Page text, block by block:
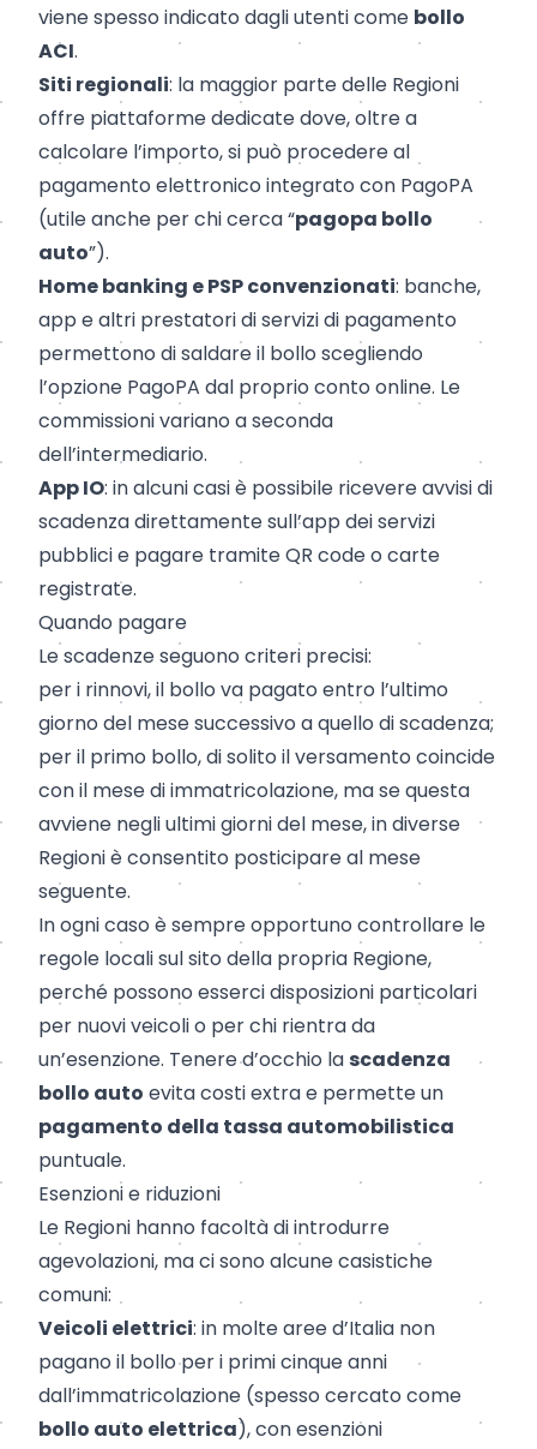
viene spesso indicato dagli utenti come bollo
ACI.
Siti regionali: la maggior parte delle Regioni
offre piattaforme dedicate dove, oltre a
calcolare l’importo, si può procedere al
pagamento elettronico integrato con PagoPA
(utile anche per chi cerca “pagopa bollo
auto”).
Home banking e PSP convenzionati: banche,
app e altri prestatori di servizi di pagamento
permettono di saldare il bollo scegliendo
l’opzione PagoPA dal proprio conto online. Le
commissioni variano a seconda
dell’intermediario.
App IO: in alcuni casi è possibile ricevere avvisi di
scadenza direttamente sull’app dei servizi
pubblici e pagare tramite QR code o carte
registrate.
Quando pagare
Le scadenze seguono criteri precisi:
per i rinnovi, il bollo va pagato entro l’ultimo
giorno del mese successivo a quello di scadenza;
per il primo bollo, di solito il versamento coincide
con il mese di immatricolazione, ma se questa
avviene negli ultimi giorni del mese, in diverse
Regioni è consentito posticipare al mese
seguente.
In ogni caso è sempre opportuno controllare le
regole locali sul sito della propria Regione,
perché possono esserci disposizioni particolari
per nuovi veicoli o per chi rientra da
un’esenzione. Tenere d’occhio la scadenza
bollo auto evita costi extra e permette un
pagamento della tassa automobilistica
puntuale.
Esenzioni e riduzioni
Le Regioni hanno facoltà di introdurre
agevolazioni, ma ci sono alcune casistiche
comuni:
Veicoli elettrici: in molte aree d’Italia non
pagano il bollo per i primi cinque anni
dall’immatricolazione (spesso cercato come
bollo auto elettrica), con esenzioni